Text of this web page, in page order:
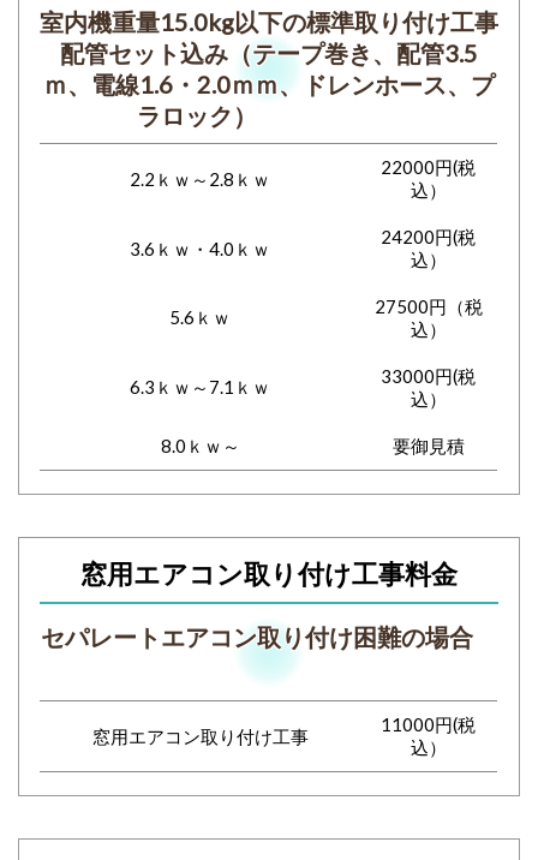
室内機重量15.0kg以下の標準取り付け工事
配管セット込み（テープ巻き、配管3.5
ｍ、電線1.6・2.0ｍｍ、ドレンホース、プ
ラロック）
2.2ｋｗ～2.8ｋｗ
22000円(税
込）
3.6ｋｗ・4.0ｋｗ
24200円(税
込）
5.6ｋｗ
27500円（税
込）
6.3ｋｗ～7.1ｋｗ
33000円(税
込）
8.0ｋｗ～ 要御見積
窓用エアコン取り付け工事料金
セパレートエアコン取り付け困難の場合
窓用エアコン取り付け工事
11000円(税
込）